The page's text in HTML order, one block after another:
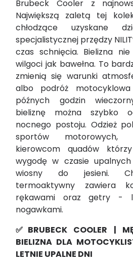
Brubeck Cooler z
Największą zaletą tej
chłodzące uzyskane
specjalistycznej przędzy
czas schnięcia. Bielizna
wilgoci jak bawełna. To
zmienią się warunki
albo podróż
późnych godzin
bieliznę można szybko
nocnego postoju. Odzież
sportów motorowych,
kierowcom quadów
wygodę w czasie
wiosny do jesieni.
termoaktywny zawiera
rękawami oraz getry -
nogawkami.
✅BRUBECK COOLER |
BIELIZNA DLA
LETNIE UPALNE DNI